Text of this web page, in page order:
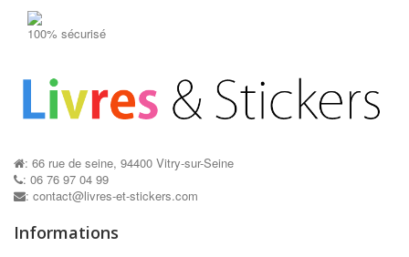
100% sécurisé
: 66 rue de seine, 94400 Vitry-sur-Seine
: 06 76 97 04 99
: contact@livres-et-stickers.com
Informations